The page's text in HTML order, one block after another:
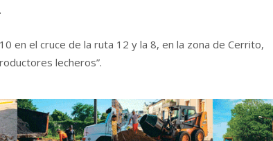
en el cruce de la ruta 12 y la 8, en la zona de Cerrito,
lecheros”.